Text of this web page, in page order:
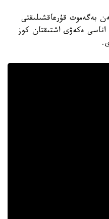
بەگەموت قۇرعاقشىلىقتى
ەكەۋى اشتىقتان كوز